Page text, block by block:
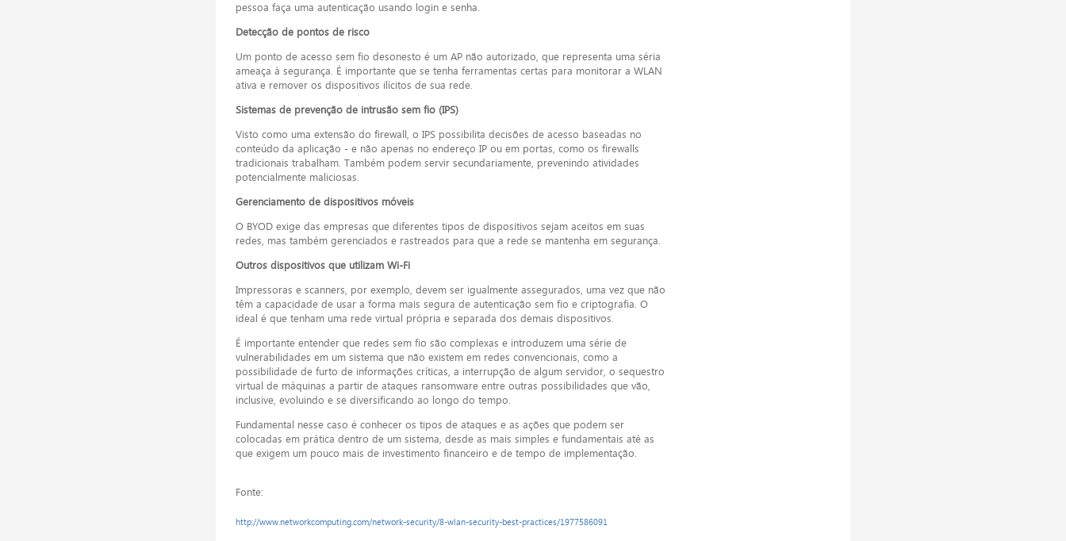
pessoa faça uma autenticação usando login e senha.
Detecção de pontos de risco
Um ponto de acesso sem fio desonesto é um AP não autorizado, que representa uma séria
ameaça à segurança. É importante que se tenha ferramentas certas para monitorar a WLAN
ativa e remover os dispositivos ilícitos de sua rede.
Sistemas de prevenção de intrusão sem fio (IPS)
Visto como uma extensão do firewall, o IPS possibilita decisões de acesso baseadas no
conteúdo da aplicação - e não apenas no endereço IP ou em portas, como os firewalls
tradicionais trabalham. Também podem servir secundariamente, prevenindo atividades
potencialmente maliciosas.
Gerenciamento de dispositivos móveis
O BYOD exige das empresas que diferentes tipos de dispositivos sejam aceitos em suas
redes, mas também gerenciados e rastreados para que a rede se mantenha em segurança.
Outros dispositivos que utilizam Wi-Fi
Impressoras e scanners, por exemplo, devem ser igualmente assegurados, uma vez que não
têm a capacidade de usar a forma mais segura de autenticação sem fio e criptografia. O
ideal é que tenham uma rede virtual própria e separada dos demais dispositivos.
É importante entender que redes sem fio são complexas e introduzem uma série de
vulnerabilidades em um sistema que não existem em redes convencionais, como a
possibilidade de furto de informações críticas, a interrupção de algum servidor, o sequestro
virtual de máquinas a partir de ataques ransomware entre outras possibilidades que vão,
inclusive, evoluindo e se diversificando ao longo do tempo.
Fundamental nesse caso é conhecer os tipos de ataques e as ações que podem ser
colocadas em prática dentro de um sistema, desde as mais simples e fundamentais até as
que exigem um pouco mais de investimento financeiro e de tempo de implementação.
Fonte:
http://www.networkcomputing.com/network-security/8-wlan-security-best-practices/1977586091